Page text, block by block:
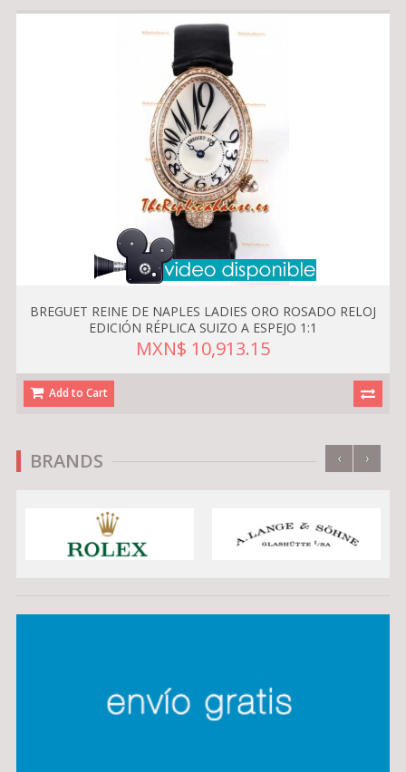
BREGUET REINE DE NAPLES LADIES ORO ROSADO RELOJ
EDICIÓN RÉPLICA SUIZO A ESPEJO 1:1
MXN$ 10,913.15
Add to Cart
BRANDS ‹ ›